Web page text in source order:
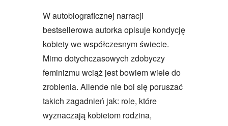
W autobiograficznej narracji
bestsellerowa autorka opisuje kondycję
kobiety we współczesnym świecie.
Mimo dotychczasowych zdobyczy
feminizmu wciąż jest bowiem wiele do
zrobienia. Allende nie boi się poruszać
takich zagadnień jak: role, które
wyznaczają kobietom rodzina,